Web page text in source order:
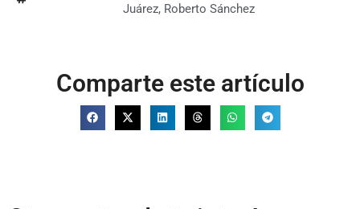
Juárez, Roberto Sánchez
Comparte este artículo